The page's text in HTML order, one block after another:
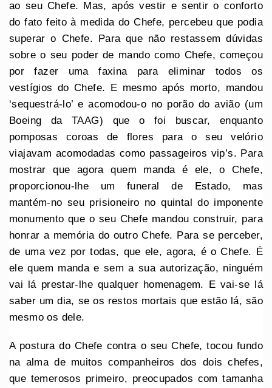
ao seu Chefe. Mas, após vestir e sentir o conforto
do fato feito à medida do Chefe, percebeu que podia
superar o Chefe. Para que não restassem dúvidas
sobre o seu poder de mando como Chefe, começou
por fazer uma faxina para eliminar todos os
vestígios do Chefe. E mesmo após morto, mandou
‘sequestrá-lo’ e acomodou-o no porão do avião (um
Boeing da TAAG) que o foi buscar, enquanto
pomposas coroas de flores para o seu velório
viajavam acomodadas como passageiros vip’s. Para
mostrar que agora quem manda é ele, o Chefe,
proporcionou-lhe um funeral de Estado, mas
mantém-no seu prisioneiro no quintal do imponente
monumento que o seu Chefe mandou construir, para
honrar a memória do outro Chefe. Para se perceber,
de uma vez por todas, que ele, agora, é o Chefe. É
ele quem manda e sem a sua autorização, ninguém
vai lá prestar-lhe qualquer homenagem. E vai-se lá
saber um dia, se os restos mortais que estão lá, são
mesmo os dele.
A postura do Chefe contra o seu Chefe, tocou fundo
na alma de muitos companheiros dos dois chefes,
que temerosos primeiro, preocupados com tamanha